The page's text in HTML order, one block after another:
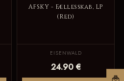
AFSKY - Fællesskab, LP
(Red)
EISENWALD
24.90 €